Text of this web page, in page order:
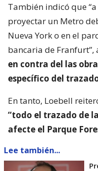
También indicó que
proyectar un Metro
Nueva York o en el
bancaria de
en contra del las
específico del
En tanto, Loebell
“todo el trazado de
afecte el Parque
Lee también...